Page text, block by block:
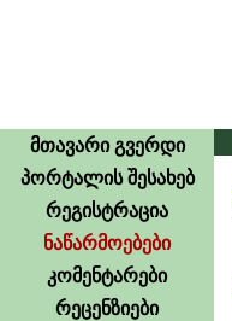
მთავარი გვერდი
პორტალის შესახებ
რეგისტრაცია
ნაწარმოებები
კომენტარები
რეცენზიები